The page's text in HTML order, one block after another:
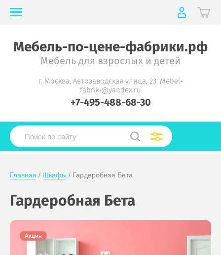
Мебель-по-цене-фабрики.рф
Мебель для взрослых и детей
г. Москва, Автозаводская улица, 23. Mebel-
fabriki@yandex.ru
+7-495-488-68-30
Главная / Шкафы / Гардеробная Бета
Гардеробная Бета
Акция